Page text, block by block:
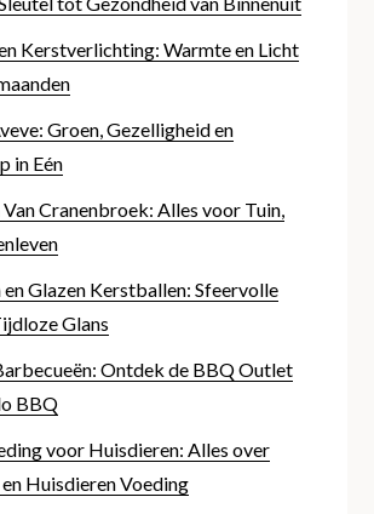
Kerstverlichting: Warmte en Licht
Groen, Gezelligheid en
in Eén
Cranenbroek: Alles voor Tuin,
en Glazen Kerstballen: Sfeervolle
Glans
Ontdek de BBQ Outlet
BBQ
voor Huisdieren: Alles over
Huisdieren Voeding